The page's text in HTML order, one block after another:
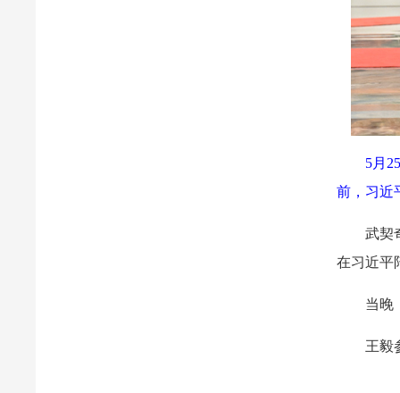
5月
前，习近
武契
在习近平
当晚
王毅